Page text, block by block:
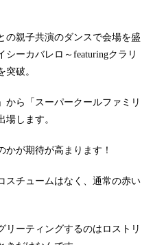
の親子共演のダンスで会場を盛
シーカバレロ～featuringクラリ
破。
から「スーパークールファミリ
します。
かが期待が高まります！
スチュームはなく、通常の赤い
リーティングするのはロストリ